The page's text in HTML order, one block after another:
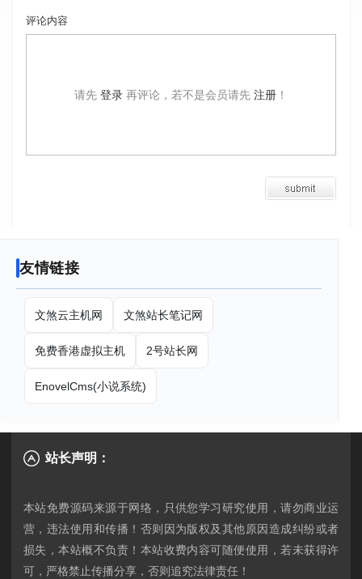
评论内容
友情链接
文煞云主机网 文煞站长笔记网
免费香港虚拟主机 2号站长网
EnovelCms(小说系统)
站长声明：
本站免费源码来源于网络，只供您学习研究使用，请勿商业运
营，违法使用和传播！否则因为版权及其他原因造成纠纷或者
损失，本站概不负责！本站收费内容可随便使用，若未获得许
请先 登录 再评论，若不是会员请先 注册 ！